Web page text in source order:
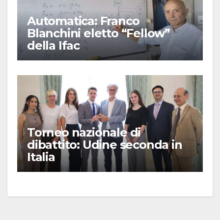
Automatica: Franco
Blanchini eletto “Fellow”
della Ifac
Torneo nazionale di
dibattito: Udine seconda in
Italia